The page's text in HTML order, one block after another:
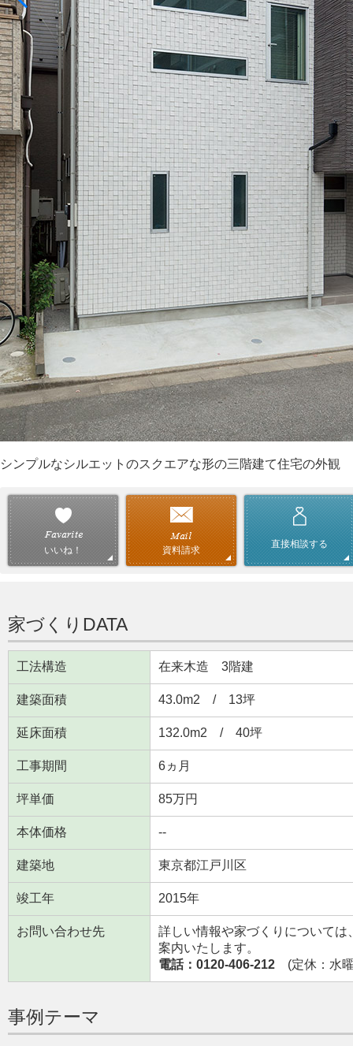
シンプルなシルエットのスクエアな形の三階建て住宅の外観
いいね！ 資料請求
直接相談する
家づくりDATA
工法構造 在来木造 3階建
建築面積 43.0m2 / 13坪
延床面積 132.0m2 / 40坪
工事期間 6ヵ月
坪単価 85万円
本体価格 --
建築地 東京都江戸川区
竣工年 2015年
お問い合わせ先
詳しい情報や家づくりについて
案内いたします。
電話：0120-406-212 (定休：水
事例テーマ